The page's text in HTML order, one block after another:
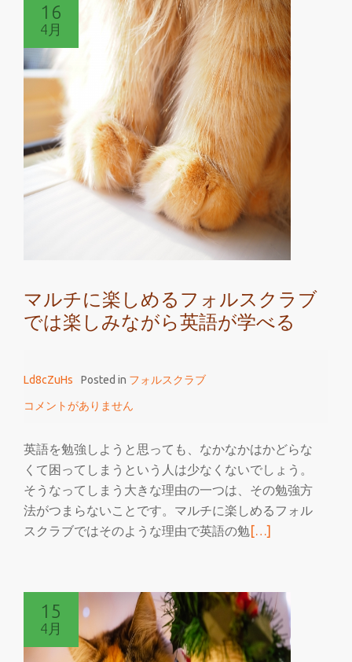
む
綺
麗
な
日
本
語
を
使
え
る
よ
う
な
る
ォ
ル
ス
ク
ラ
16
4月
マルチに楽しめるフォルスクラブ
では楽しみながら英語が学べる
Ld8cZuHs Posted in フォルスクラブ
コメントがありません
英語を勉強しようと思っても、なかなかはかどらな
くて困ってしまうという人は少なくないでしょう。
そうなってしまう大きな理由の一つは、その勉強方
法がつまらないことです。マルチに楽しめるフォル
スクラブではそのような理由で英語の勉続
読
む
マ
ル
[…]
15
4月